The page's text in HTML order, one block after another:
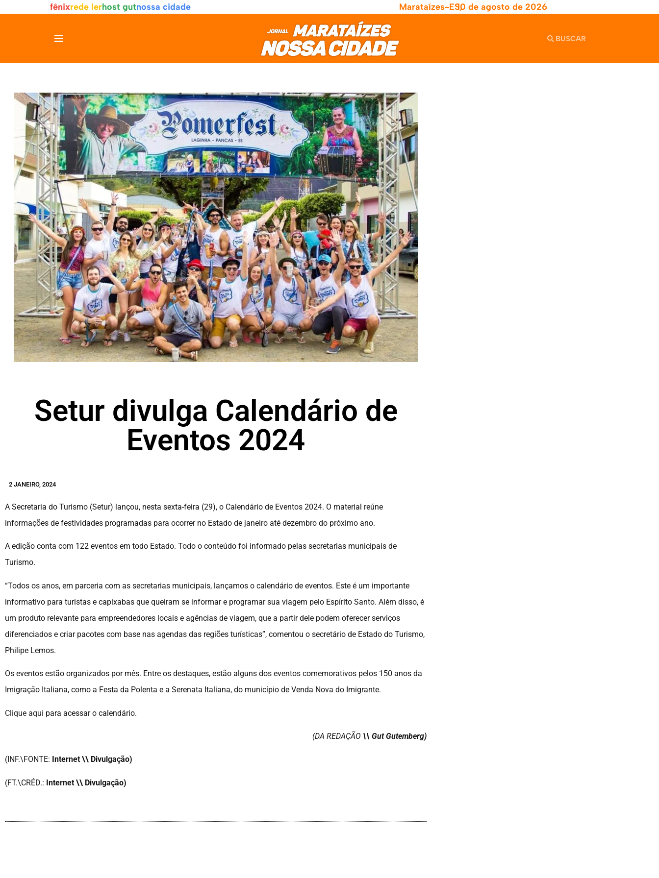
fênixrede lerhost gutnossa cidade Marataízes-ES,10 de agosto de 2026
Setur divulga Calendário de
Eventos 2024
2 JANEIRO, 2024
A Secretaria do Turismo (Setur) lançou, nesta sexta-feira (29), o Calendário de Eventos 2024. O material reúne
informações de festividades programadas para ocorrer no Estado de janeiro até dezembro do próximo ano.
A edição conta com 122 eventos em todo Estado. Todo o conteúdo foi informado pelas secretarias municipais de
Turismo.
“Todos os anos, em parceria com as secretarias municipais, lançamos o calendário de eventos. Este é um importante
informativo para turistas e capixabas que queiram se informar e programar sua viagem pelo Espírito Santo. Além disso, é
um produto relevante para empreendedores locais e agências de viagem, que a partir dele podem oferecer serviços
diferenciados e criar pacotes com base nas agendas das regiões turísticas”, comentou o secretário de Estado do Turismo,
Philipe Lemos.
Os eventos estão organizados por mês. Entre os destaques, estão alguns dos eventos comemorativos pelos 150 anos da
Imigração Italiana, como a Festa da Polenta e a Serenata Italiana, do município de Venda Nova do Imigrante.
Clique aqui para acessar o calendário.
(DA REDAÇÃO \\ Gut Gutemberg)
(INF.\FONTE: Internet \\ Divulgação)
(FT.\CRÉD.: Internet \\ Divulgação)